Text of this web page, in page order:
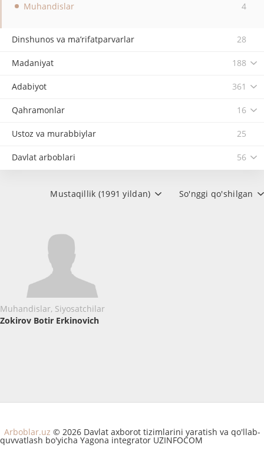
Muhandislar
4
Dinshunos va ma’rifatparvarlar 28
Madaniyat 188
Adabiyot 361
Qahramonlar 16
Ustoz va murabbiylar 25
Davlat arboblari 56
So'nggi qo'shilgan
Mustaqillik (1991 yildan)
Muhandislar, Siyosatchilar
Zokirov Botir Erkinovich
Arboblar.uz © 2026 Davlat axborot tizimlarini yaratish va qo'llab-
quvvatlash bo'yicha Yagona integrator UZINFOCOM